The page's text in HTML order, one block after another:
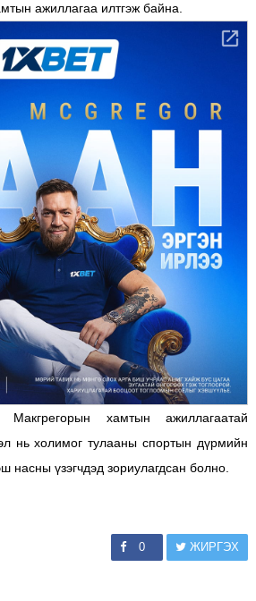
ажиллагаа илтгэж байна.
хамтын ажиллагаатай
нь холимог тулааны спортын дүрмийн
насны үзэгчдэд зориулагдсан болно.
0 ЖИРГЭХ